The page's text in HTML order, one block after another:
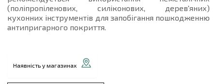
(поліпропіленових, силіконових, дерев'яних)
кухонних інструментів для запобігання пошкодженню
антипригарного покриття.
Наявність у магазинах